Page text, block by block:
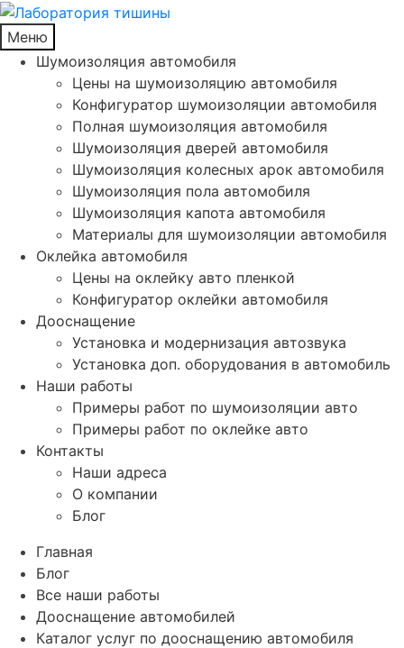
Меню
Шумоизоляция автомобиля
Цены на шумоизоляцию автомобиля
Конфигуратор шумоизоляции автомобиля
Полная шумоизоляция автомобиля
Шумоизоляция дверей автомобиля
Шумоизоляция колесных арок автомобиля
Шумоизоляция пола автомобиля
Шумоизоляция капота автомобиля
Материалы для шумоизоляции автомобиля
Оклейка автомобиля
Цены на оклейку авто пленкой
Конфигуратор оклейки автомобиля
Дооснащение
Установка и модернизация автозвука
Установка доп. оборудования в автомобиль
Наши работы
Примеры работ по шумоизоляции авто
Примеры работ по оклейке авто
Контакты
Наши адреса
О компании
Блог
Главная
Блог
Все наши работы
Дооснащение автомобилей
Каталог услуг по дооснащению автомобиля